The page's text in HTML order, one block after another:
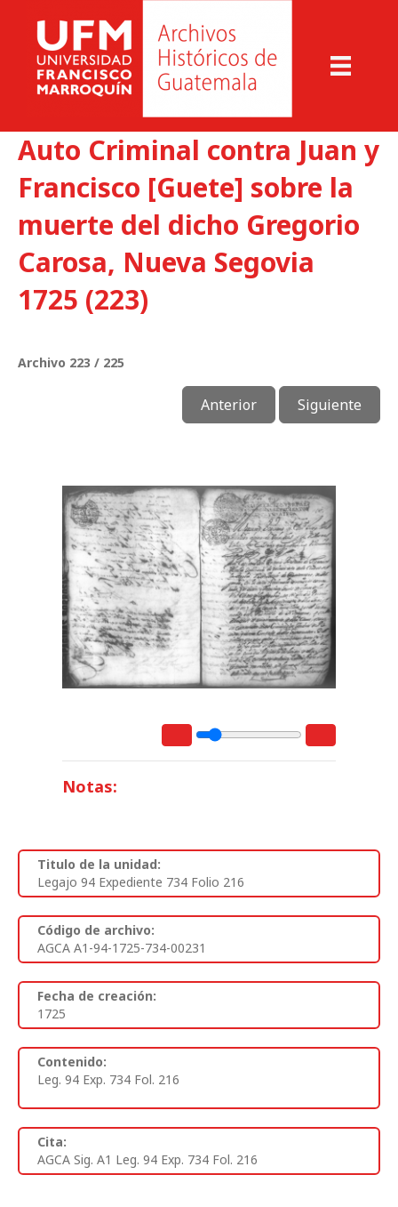
Auto Criminal contra Juan y
Francisco [Guete] sobre la
muerte del dicho Gregorio
Carosa, Nueva Segovia
1725 (223)
Archivo 223 / 225
Anterior Siguiente
Notas:
Titulo de la unidad:
Legajo 94 Expediente 734 Folio 216
Código de archivo:
AGCA A1-94-1725-734-00231
Fecha de creación:
1725
Contenido:
Leg. 94 Exp. 734 Fol. 216
Cita:
AGCA Sig. A1 Leg. 94 Exp. 734 Fol. 216